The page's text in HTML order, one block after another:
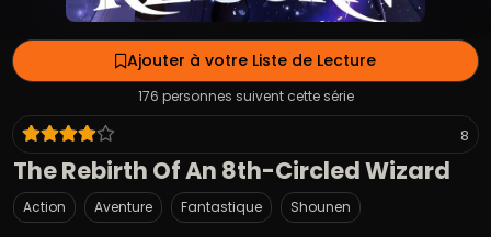
Ajouter à votre Liste de Lecture
176 personnes suivent cette série
8
The Rebirth Of An 8th-Circled Wizard
Action Aventure Fantastique Shounen